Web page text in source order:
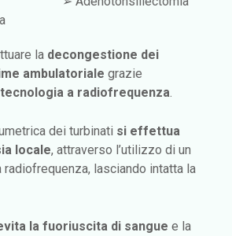
la decongestione dei
ambulatoriale grazie
tecnologia a radiofrequenza.
dei turbinati si effettua
locale, attraverso l’utilizzo di un
radiofrequenza, lasciando intatta la
la fuoriuscita di sangue e la